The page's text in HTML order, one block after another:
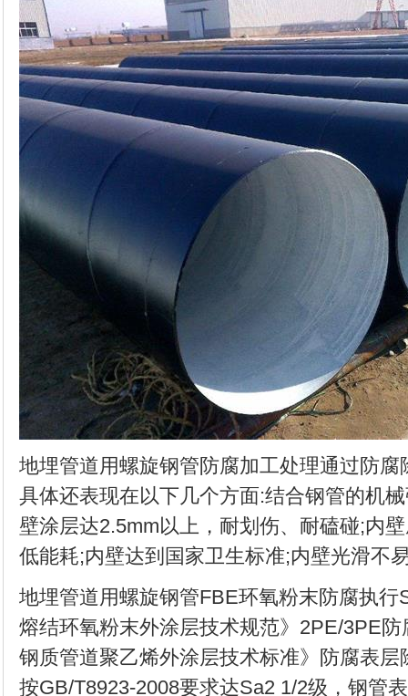
地埋管道用螺旋钢管防腐加工处理通过防
具体还表现在以下几个方面:结合钢管的机
壁涂层达2.5mm以上，耐划伤、耐磕碰;内
低能耗;内壁达到国家卫生标准;内壁光滑不
地埋管道用螺旋钢管FBE环氧粉末防腐执
熔结环氧粉末外涂层技术规范》2PE/3PE
钢质管道聚乙烯外涂层技术标准》防腐表
按GB/T8923-2008要求达Sa2 1/2级，钢管